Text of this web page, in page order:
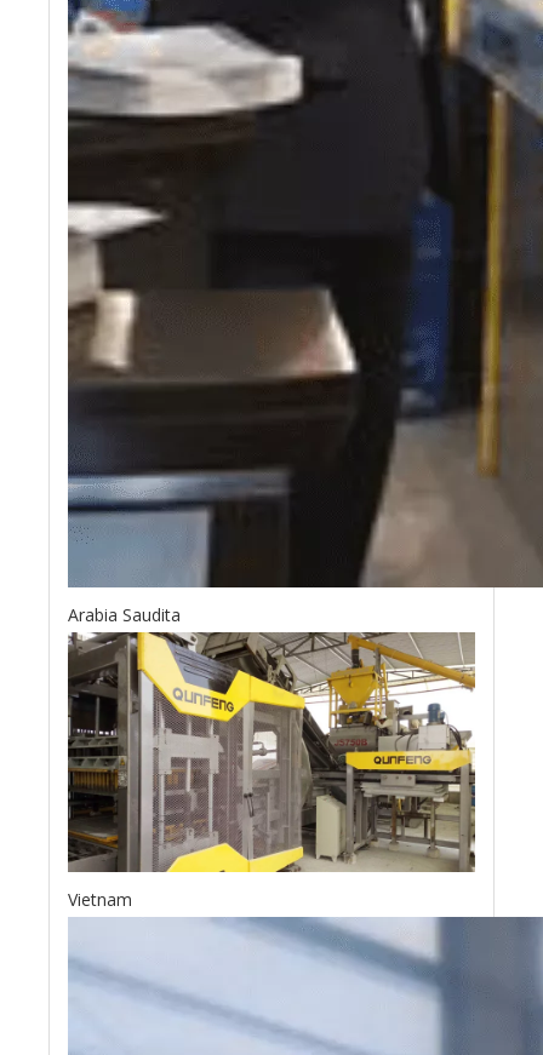
Arabia Saudita
Vietnam